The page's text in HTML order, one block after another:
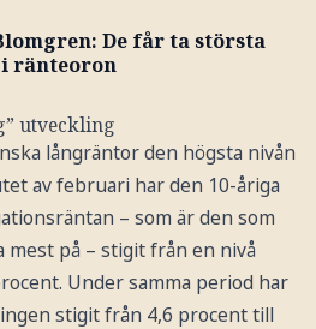
De får ta största
ränteoron
utveckling
långräntor den högsta nivån
av februari har den 10-åriga
– som är den som
på – stigit från en nivå
Under samma period har
stigit från 4,6 procent till